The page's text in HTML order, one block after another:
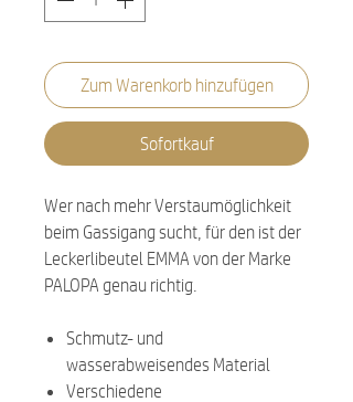
Zum Warenkorb hinzufügen
Sofortkauf
Wer nach mehr Verstaumöglichkeit
beim Gassigang sucht, für den ist der
Leckerlibeutel EMMA von der Marke
PALOPA genau richtig.
Schmutz- und
wasserabweisendes Material
Verschiedene